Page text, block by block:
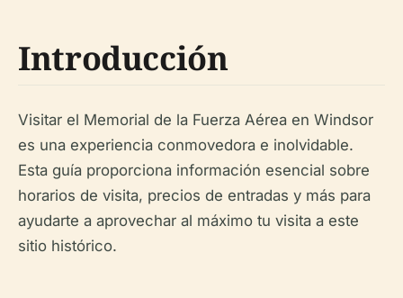
Introducción
Visitar el Memorial de la Fuerza Aérea en Windsor
es una experiencia conmovedora e inolvidable.
Esta guía proporciona información esencial sobre
horarios de visita, precios de entradas y más para
ayudarte a aprovechar al máximo tu visita a este
sitio histórico.